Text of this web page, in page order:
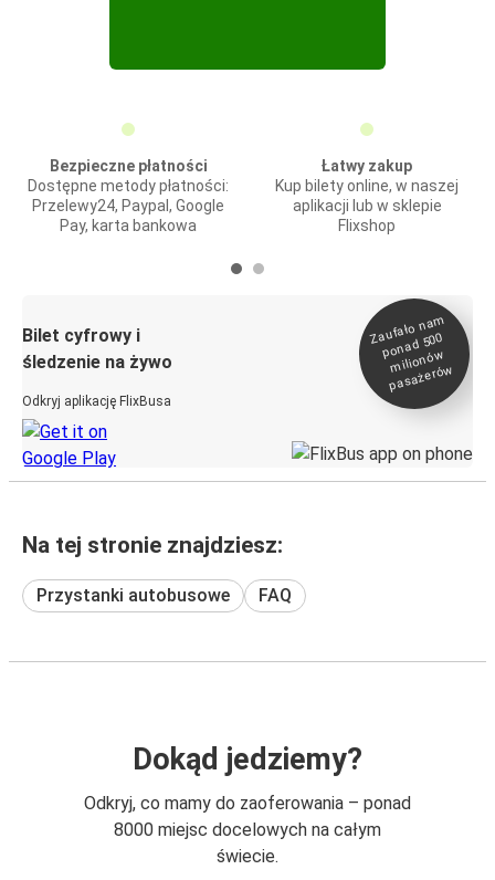
Bezpieczne płatności
Dostępne metody płatności:
Przelewy24, Paypal, Google
Pay, karta bankowa
Łatwy zakup
Kup bilety online, w naszej
aplikacji lub w sklepie
Flixshop
Bilet cyfrowy i
śledzenie na żywo
Odkryj aplikację FlixBusa
Zaufało na
m
ponad 500
milionó
w
pasażeró
w
Na tej stronie znajdziesz:
Przystanki autobusowe FAQ
Dokąd jedziemy?
Odkryj, co mamy do zaoferowania – ponad
8000 miejsc docelowych na całym
świecie.